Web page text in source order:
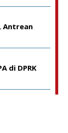
Antrean
di DPRK